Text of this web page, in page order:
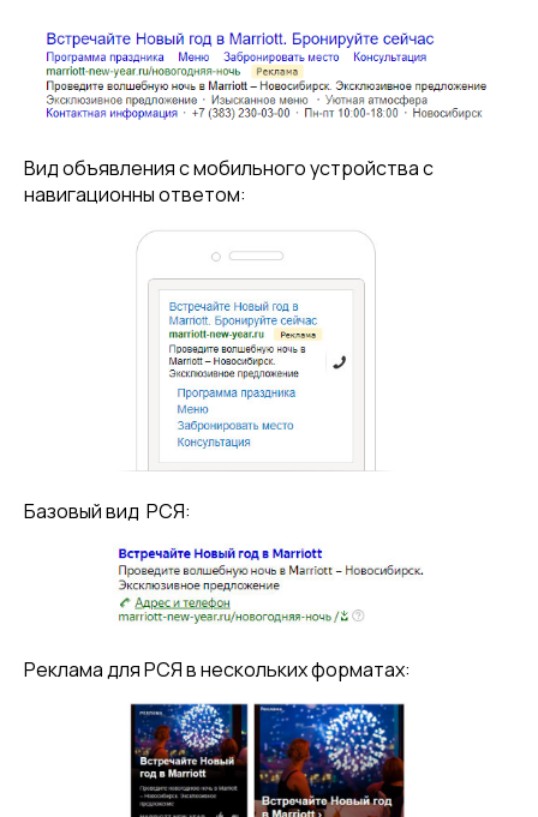
Вид объявления с мобильного устройства с
навигационны ответом:
Базовый вид РСЯ:
Реклама для РСЯ в нескольких форматах: